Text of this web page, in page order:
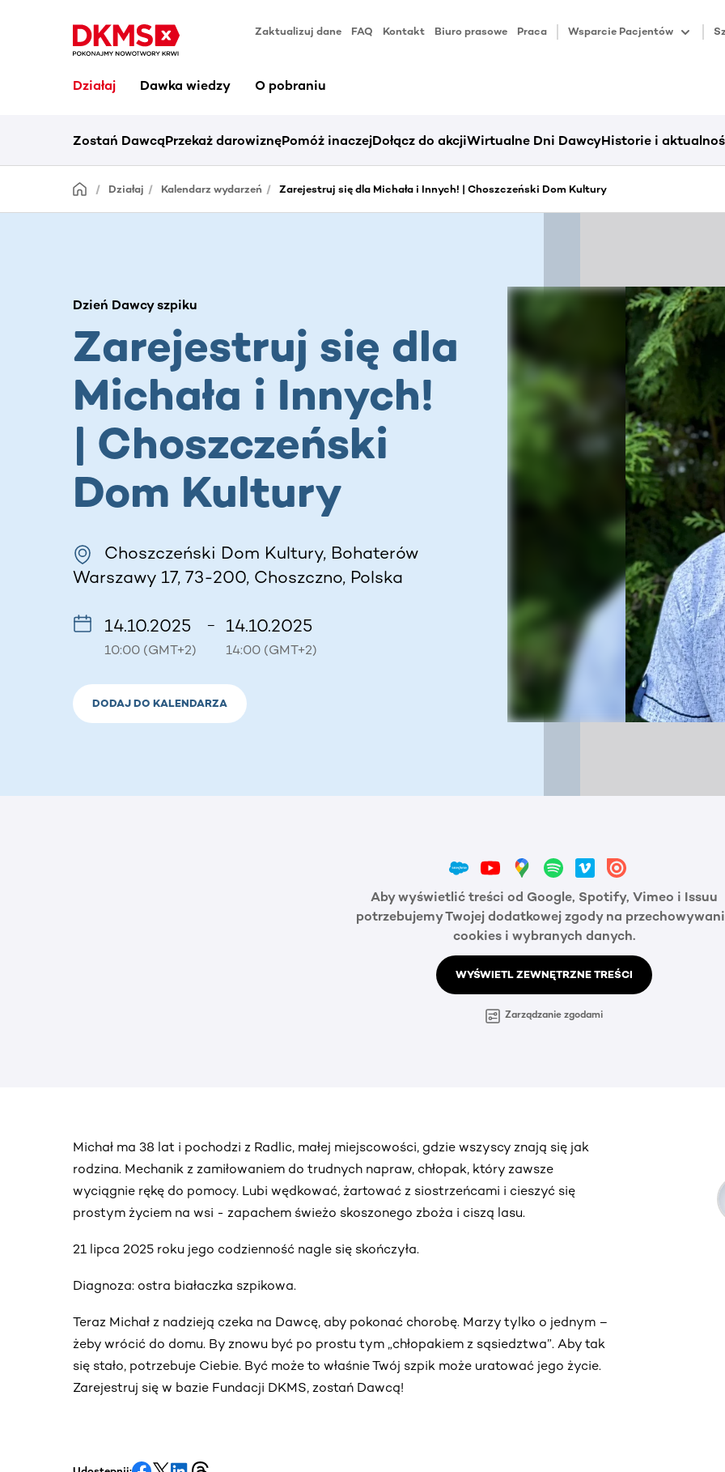
Zaktualizuj dane FAQ Kontakt Biuro prasowe Praca Wsparcie Pacjentów
Działaj Dawka wiedzy O pobraniu
Zostań DawcąPrzekaż darowiznęPomóż inaczejDołącz do akcjiWirtualne Dni DawcyHistorie i
Działaj Kalendarz wydarzeń Zarejestruj się dla Michała i Innych! | Choszczeński Dom Kultury
Dzień Dawcy szpiku
Zarejestruj się dla
Michała i Innych!
| Choszczeński
Dom Kultury
Choszczeński Dom Kultury, Bohaterów
Warszawy 17, 73-200, Choszczno, Polska
14.10.2025
10:00 (GMT+2)
– 14.10.2025
14:00 (GMT+2)
DODAJ DO KALENDARZA
Aby wyświetlić treści od Google, Spotify, Vimeo i Issuu
potrzebujemy Twojej dodatkowej zgody na
cookies i wybranych danych.
WYŚWIETL ZEWNĘTRZNE TREŚCI
Zarządzanie zgodami
Michał ma 38 lat i pochodzi z Radlic, małej miejscowości, gdzie wszyscy znają się jak
rodzina. Mechanik z zamiłowaniem do trudnych napraw, chłopak, który zawsze
wyciągnie rękę do pomocy. Lubi wędkować, żartować z siostrzeńcami i cieszyć się
prostym życiem na wsi - zapachem świeżo skoszonego zboża i ciszą lasu.
21 lipca 2025 roku jego codzienność nagle się skończyła.
Diagnoza: ostra białaczka szpikowa.
Teraz Michał z nadzieją czeka na Dawcę, aby pokonać chorobę. Marzy tylko o jednym –
żeby wrócić do domu. By znowu być po prostu tym „chłopakiem z sąsiedztwa”. Aby tak
się stało, potrzebuje Ciebie. Być może to właśnie Twój szpik może uratować jego życie.
Zarejestruj się w bazie Fundacji DKMS, zostań Dawcą!